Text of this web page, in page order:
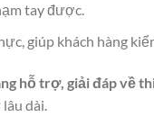
tay được.
giúp khách hàng
hỗ trợ, giải đáp về
dài.